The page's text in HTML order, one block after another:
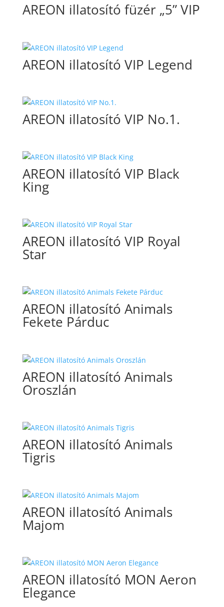
AREON illatosító füzér „5” VIP
AREON illatosító VIP Legend
AREON illatosító VIP No.1.
AREON illatosító VIP Black
King
AREON illatosító VIP Royal
Star
AREON illatosító Animals
Fekete Párduc
AREON illatosító Animals
Oroszlán
AREON illatosító Animals
Tigris
AREON illatosító Animals
Majom
AREON illatosító MON Aeron
Elegance